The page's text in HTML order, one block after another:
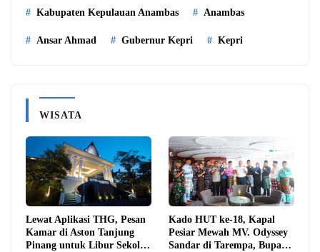
Kabupaten Kepulauan Anambas Anambas
Ansar Ahmad Gubernur Kepri Kepri
WISATA
Lewat Aplikasi THG, Pesan
Kamar di Aston Tanjung
Pinang untuk Libur Sekolah
Kado HUT ke-18, Kapal
Pesiar Mewah MV. Odyssey
Sandar di Tarempa, Bupati